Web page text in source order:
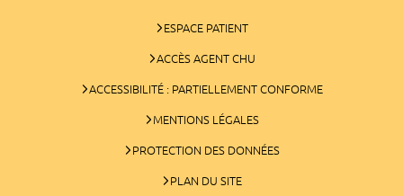
ESPACE PATIENT
ACCÈS AGENT CHU
ACCESSIBILITÉ : PARTIELLEMENT CONFORME
MENTIONS LÉGALES
PROTECTION DES DONNÉES
PLAN DU SITE